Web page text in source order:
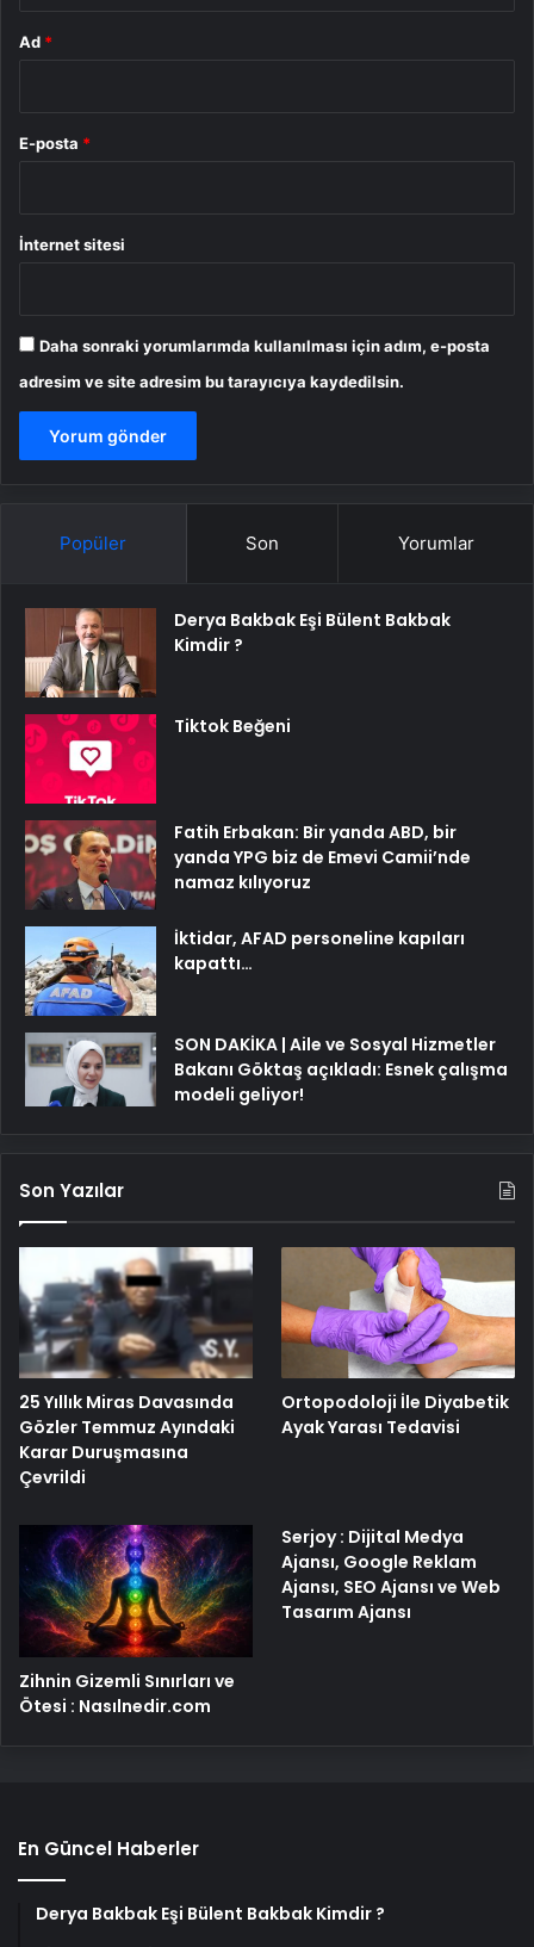
Ad *
E-posta *
İnternet sitesi
Daha sonraki yorumlarımda kullanılması için adım, e-posta
adresim ve site adresim bu tarayıcıya kaydedilsin.
Popüler Son Yorumlar
Derya Bakbak Eşi Bülent Bakbak
Kimdir ?
Tiktok Beğeni
Fatih Erbakan: Bir yanda ABD, bir
yanda YPG biz de Emevi Camii’nde
namaz kılıyoruz
İktidar, AFAD personeline kapıları
kapattı…
SON DAKİKA | Aile ve Sosyal Hizmetler
Bakanı Göktaş açıkladı: Esnek çalışma
modeli geliyor!
Son Yazılar
25 Yıllık Miras Davasında
Gözler Temmuz Ayındaki
Karar Duruşmasına
Çevrildi
Ortopodoloji İle Diyabetik
Ayak Yarası Tedavisi
Zihnin Gizemli Sınırları ve
Ötesi : Nasılnedir.com
Serjoy : Dijital Medya
Ajansı, Google Reklam
Ajansı, SEO Ajansı ve Web
Tasarım Ajansı
En Güncel Haberler
Derya Bakbak Eşi Bülent Bakbak Kimdir ?